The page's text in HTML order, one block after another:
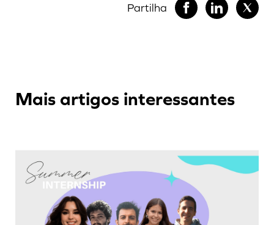
Partilha
Mais artigos interessantes